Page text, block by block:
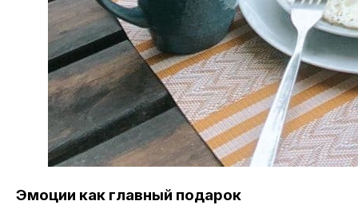
Эмоции как главный подарок
Разработка сайта
Политика конфиденциальности
Согласие на обработку данных
ИП (Глава КФХ) Картавых Владимир Сергеевич
ИНН 381114552302
ОГРНИП 321774600608392